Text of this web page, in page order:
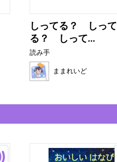
しってる？ しって
る？ しって...
読み手
ままれいど